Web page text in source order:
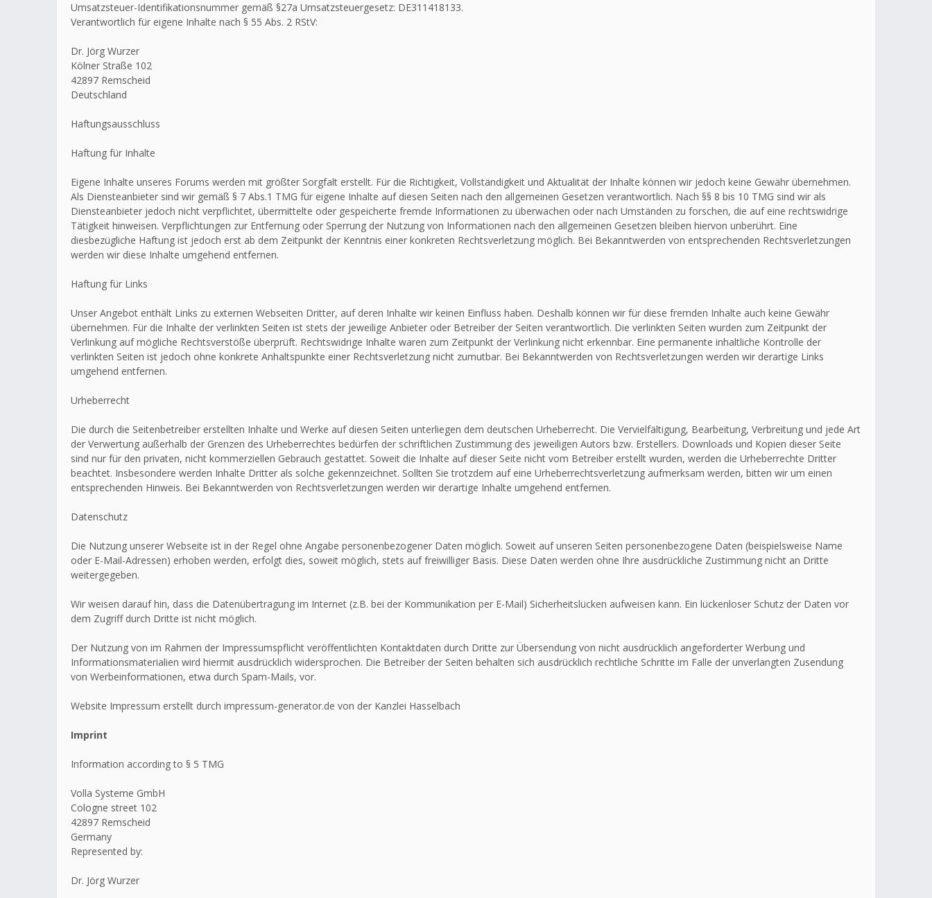
Umsatzsteuer-Identifikationsnummer gemäß §27a Umsatzsteuergesetz: DE311418133.
Verantwortlich für eigene Inhalte nach § 55 Abs. 2 RStV:
Dr. Jörg Wurzer
Kölner Straße 102
42897 Remscheid
Deutschland
Haftungsausschluss
Haftung für Inhalte
Eigene Inhalte unseres Forums werden mit größter Sorgfalt erstellt. Für die Richtigkeit, Vollständigkeit und Aktualität der Inhalte können wir jedoch keine Gewähr übernehmen.
Als Diensteanbieter sind wir gemäß § 7 Abs.1 TMG für eigene Inhalte auf diesen Seiten nach den allgemeinen Gesetzen verantwortlich. Nach §§ 8 bis 10 TMG sind wir als
Diensteanbieter jedoch nicht verpflichtet, übermittelte oder gespeicherte fremde Informationen zu überwachen oder nach Umständen zu forschen, die auf eine rechtswidrige
Tätigkeit hinweisen. Verpflichtungen zur Entfernung oder Sperrung der Nutzung von Informationen nach den allgemeinen Gesetzen bleiben hiervon unberührt. Eine
diesbezügliche Haftung ist jedoch erst ab dem Zeitpunkt der Kenntnis einer konkreten Rechtsverletzung möglich. Bei Bekanntwerden von entsprechenden Rechtsverletzungen
werden wir diese Inhalte umgehend entfernen.
Haftung für Links
Unser Angebot enthält Links zu externen Webseiten Dritter, auf deren Inhalte wir keinen Einfluss haben. Deshalb können wir für diese fremden Inhalte auch keine Gewähr
übernehmen. Für die Inhalte der verlinkten Seiten ist stets der jeweilige Anbieter oder Betreiber der Seiten verantwortlich. Die verlinkten Seiten wurden zum Zeitpunkt der
Verlinkung auf mögliche Rechtsverstöße überprüft. Rechtswidrige Inhalte waren zum Zeitpunkt der Verlinkung nicht erkennbar. Eine permanente inhaltliche Kontrolle der
verlinkten Seiten ist jedoch ohne konkrete Anhaltspunkte einer Rechtsverletzung nicht zumutbar. Bei Bekanntwerden von Rechtsverletzungen werden wir derartige Links
umgehend entfernen.
Urheberrecht
Die durch die Seitenbetreiber erstellten Inhalte und Werke auf diesen Seiten unterliegen dem deutschen Urheberrecht. Die Vervielfältigung, Bearbeitung, Verbreitung und jede Art
der Verwertung außerhalb der Grenzen des Urheberrechtes bedürfen der schriftlichen Zustimmung des jeweiligen Autors bzw. Erstellers. Downloads und Kopien dieser Seite
sind nur für den privaten, nicht kommerziellen Gebrauch gestattet. Soweit die Inhalte auf dieser Seite nicht vom Betreiber erstellt wurden, werden die Urheberrechte Dritter
beachtet. Insbesondere werden Inhalte Dritter als solche gekennzeichnet. Sollten Sie trotzdem auf eine Urheberrechtsverletzung aufmerksam werden, bitten wir um einen
entsprechenden Hinweis. Bei Bekanntwerden von Rechtsverletzungen werden wir derartige Inhalte umgehend entfernen.
Datenschutz
Die Nutzung unserer Webseite ist in der Regel ohne Angabe personenbezogener Daten möglich. Soweit auf unseren Seiten personenbezogene Daten (beispielsweise Name
oder E-Mail-Adressen) erhoben werden, erfolgt dies, soweit möglich, stets auf freiwilliger Basis. Diese Daten werden ohne Ihre ausdrückliche Zustimmung nicht an Dritte
weitergegeben.
Wir weisen darauf hin, dass die Datenübertragung im Internet (z.B. bei der Kommunikation per E-Mail) Sicherheitslücken aufweisen kann. Ein lückenloser Schutz der Daten vor
dem Zugriff durch Dritte ist nicht möglich.
Der Nutzung von im Rahmen der Impressumspflicht veröffentlichten Kontaktdaten durch Dritte zur Übersendung von nicht ausdrücklich angeforderter Werbung und
Informationsmaterialien wird hiermit ausdrücklich widersprochen. Die Betreiber der Seiten behalten sich ausdrücklich rechtliche Schritte im Falle der unverlangten Zusendung
von Werbeinformationen, etwa durch Spam-Mails, vor.
Website Impressum erstellt durch impressum-generator.de von der Kanzlei Hasselbach
Imprint
Information according to § 5 TMG
Volla Systeme GmbH
Cologne street 102
42897 Remscheid
Germany
Represented by:
Dr. Jörg Wurzer